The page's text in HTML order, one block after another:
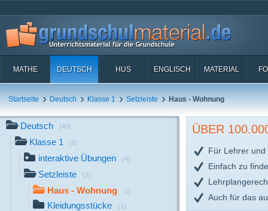
MATHE DEUTSCH HUS ENGLISCH MATERIAL
Startseite Deutsch Klasse 1 Setzleiste Haus - Wohnung
Deutsch (49)
Klasse 1 (6)
interaktive Übungen (4)
Setzleiste (2)
Haus - Wohnung (1)
Kleidungsstücke (1)
ÜBER
Für Lehrer und
Einfach zu
Auch für das